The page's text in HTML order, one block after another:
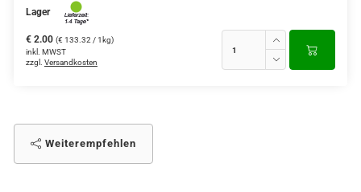
Lager
€ 2.00 (€ 133.32 / 1kg)
inkl. MWST
zzgl. Versandkosten
Weiterempfehlen